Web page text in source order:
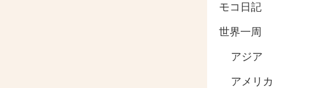
モコ日記
世界一周
アジア
アメリカ